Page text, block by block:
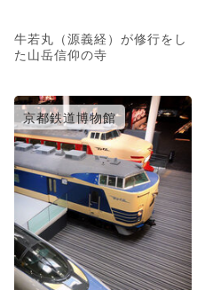
牛若丸（源義経）が修行をし
た山岳信仰の寺
京都鉄道博物館